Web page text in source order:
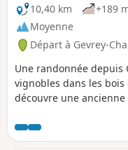
10,40 km
+189
Moyenne
Départ à Gevrey-
Une randonnée depuis
vignobles dans les
découvre une
plateau, avant de
Lavaux, réserve